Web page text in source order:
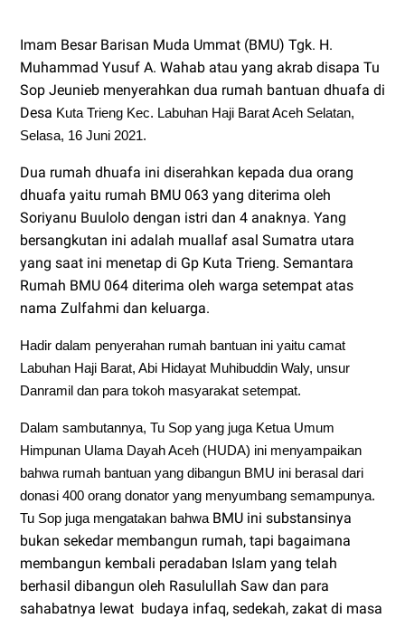
Imam Besar Barisan Muda Ummat (BMU) Tgk. H.
Muhammad Yusuf A. Wahab atau yang akrab disapa Tu
Sop Jeunieb menyerahkan dua rumah bantuan dhuafa di
Desa Kuta Trieng Kec. Labuhan Haji Barat Aceh Selatan,
Selasa, 16 Juni 2021.
Dua rumah dhuafa ini diserahkan kepada dua orang
dhuafa yaitu rumah BMU 063 yang diterima oleh
Soriyanu Buulolo dengan istri dan 4 anaknya. Yang
bersangkutan ini adalah muallaf asal Sumatra utara
yang saat ini menetap di Gp Kuta Trieng. Semantara
Rumah BMU 064 diterima oleh warga setempat atas
nama Zulfahmi dan keluarga.
Hadir dalam penyerahan rumah bantuan ini yaitu camat
Labuhan Haji Barat, Abi Hidayat Muhibuddin Waly, unsur
Danramil dan para tokoh masyarakat setempat.
Dalam sambutannya, Tu Sop yang juga Ketua Umum
Himpunan Ulama Dayah Aceh (HUDA) ini menyampaikan
bahwa rumah bantuan yang dibangun BMU ini berasal dari
donasi 400 orang donator yang menyumbang semampunya.
Tu Sop juga mengatakan bahwa BMU ini substansinya
bukan sekedar membangun rumah, tapi bagaimana
membangun kembali peradaban Islam yang telah
berhasil dibangun oleh Rasulullah Saw dan para
sahabatnya lewat budaya infaq, sedekah, zakat di masa